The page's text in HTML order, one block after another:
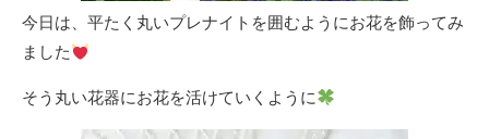
今日は、平たく丸いプレナイトを囲むようにお花を飾ってみ
ました
そう丸い花器にお花を活けていくように